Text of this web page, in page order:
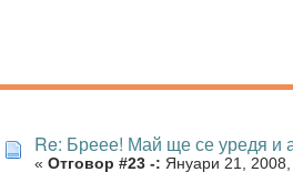
Re: Бреее! Май ще се уредя
« Отговор #23 -: Януари 21,